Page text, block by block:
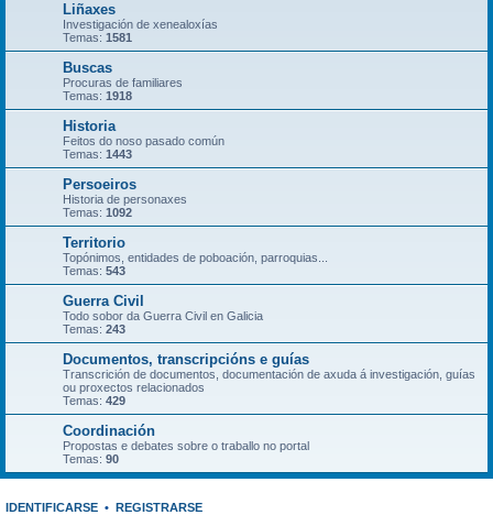
Liñaxes
Investigación de xenealoxías
Temas: 1581
Buscas
Procuras de familiares
Temas: 1918
Historia
Feitos do noso pasado común
Temas: 1443
Persoeiros
Historia de personaxes
Temas: 1092
Territorio
Topónimos, entidades de poboación, parroquias...
Temas: 543
Guerra Civil
Todo sobor da Guerra Civil en Galicia
Temas: 243
Documentos, transcripcións e guías
Transcrición de documentos, documentación de axuda á investigación, guías
ou proxectos relacionados
Temas: 429
Coordinación
Propostas e debates sobre o traballo no portal
Temas: 90
IDENTIFICARSE • REGISTRARSE